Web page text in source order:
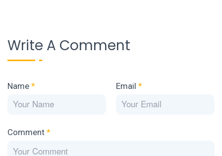
Write A Comment
Name * Email *
Comment *